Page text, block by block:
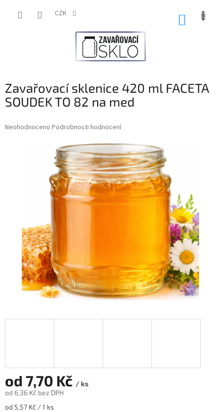
CZK
Zavařovací sklenice 420 ml FACETA
SOUDEK TO 82 na med
Průměrné
Neohodnoceno Podrobnosti hodnocení
od 7,70 Kč / ks
od 6,36 Kč bez DPH
Měrná
od 5,57 Kč / 1 ks